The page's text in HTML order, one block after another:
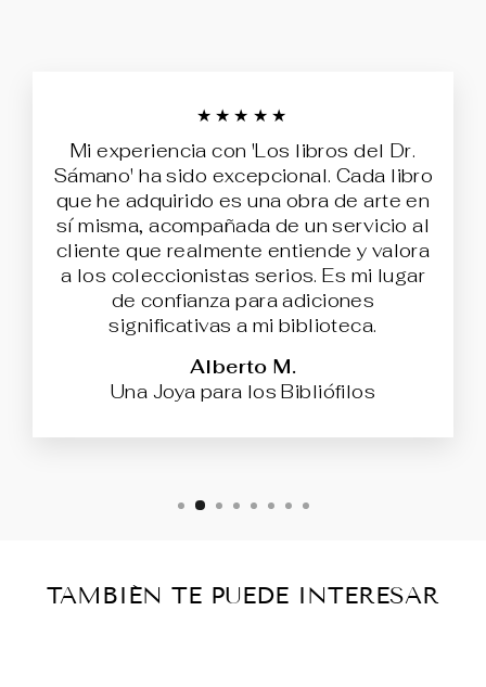
★★★★★
Mi experiencia con 'Los libros del Dr.
Sámano' ha sido excepcional. Cada libro
que he adquirido es una obra de arte en
sí misma, acompañada de un servicio al
cliente que realmente entiende y valora
a los coleccionistas serios. Es mi lugar
de confianza para adiciones
significativas a mi biblioteca.
Alberto M.
Una Joya para los Bibliófilos
TAMBIÉN TE PUEDE INTERESAR